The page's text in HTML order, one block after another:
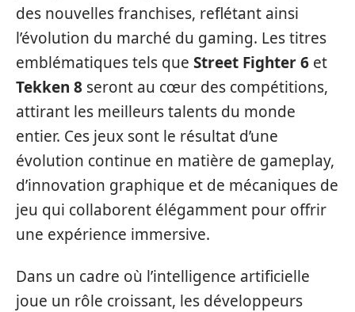
des nouvelles franchises, reflétant ainsi
l’évolution du marché du gaming. Les titres
emblématiques tels que Street Fighter 6 et
Tekken 8 seront au cœur des compétitions,
attirant les meilleurs talents du monde
entier. Ces jeux sont le résultat d’une
évolution continue en matière de gameplay,
d’innovation graphique et de mécaniques de
jeu qui collaborent élégamment pour offrir
une expérience immersive.
Dans un cadre où l’intelligence artificielle
joue un rôle croissant, les développeurs